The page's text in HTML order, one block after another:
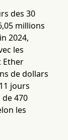
des 30
millions
2024,
les
Ether
de dollars
jours
470
les